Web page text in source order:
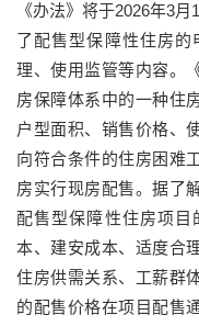
《办法》将于2026年3
了配售型保障性住房
理、使用监管等内容。
房保障体系中的一种住
户型面积、销售价格、
向符合条件的住房困难
房实行现房配售。据了
配售型保障性住房项
本、建安成本、适度合
住房供需关系、工薪群
的配售价格在项目配售